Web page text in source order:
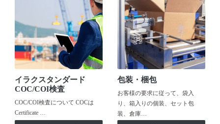
イラクスタンダード
COC/COI検査
COC/COI検査について COCは
Certificate …
包装・梱包
お客様の要求に従って、袋入
り、箱入りの個装、セット包
装、倉庫…